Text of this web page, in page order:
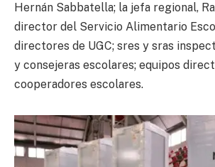
Hernán Sabbatella; la jefa regional,
director del Servicio Alimentario
directores de UGC; sres y sras
y consejeras escolares; equipos
cooperadores escolares.